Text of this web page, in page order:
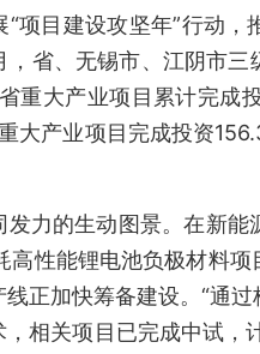
项目建设攻坚年”行动
，省、无锡市、江阴市
重大产业项目累计完
大产业项目完成投资
力的生动图景。在新
高性能锂电池负极材料
正加快筹备建设。“通
相关项目已完成中试